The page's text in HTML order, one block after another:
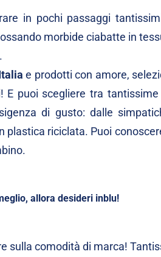
in pochi passaggi
morbide ciabatte in
e prodotti con amore,
E puoi scegliere tra
di gusto: dalle
plastica riciclata. Puoi
.
allora desideri inblu!
sulla comodità di marca!